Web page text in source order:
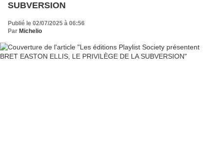
SUBVERSION
Publié le 02/07/2025 à 06:56
Par Michelio